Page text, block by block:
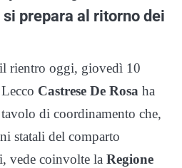
prepara al ritorno dei
rientro oggi, giovedì 10
Castrese De Rosa ha
di coordinamento che,
statali del comparto
vede coinvolte la Regione